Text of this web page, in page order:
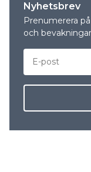
Nyhetsbrev
Prenumerera
och